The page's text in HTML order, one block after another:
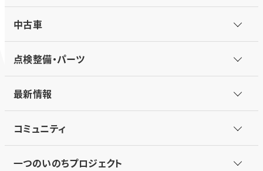
中古車
点検整備・パーツ
最新情報
コミュニティ
一つのいのちプロジェクト